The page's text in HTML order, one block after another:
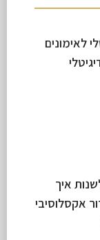
לאימונים
איך
אקסלוסיבי